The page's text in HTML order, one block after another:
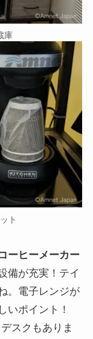
庫
ト
ーヒーメーカー
備が充実！テイ
。電子レンジが
いポイント！
スクもありま